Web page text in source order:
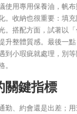
使用專用保養油，帆
。收納也很重要：填
。搭配方面，試著以
升整體質感。最後一
到小瑕疵就處理，別
關鍵指標
勤、約會還是出差；